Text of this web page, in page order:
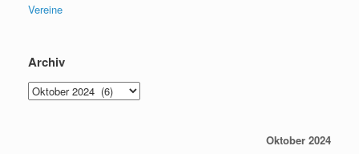
Vereine
Archiv
Archiv
Oktober 2024